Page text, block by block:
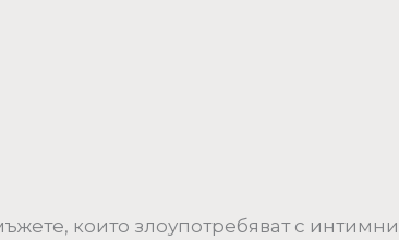
които злоупотребяват с